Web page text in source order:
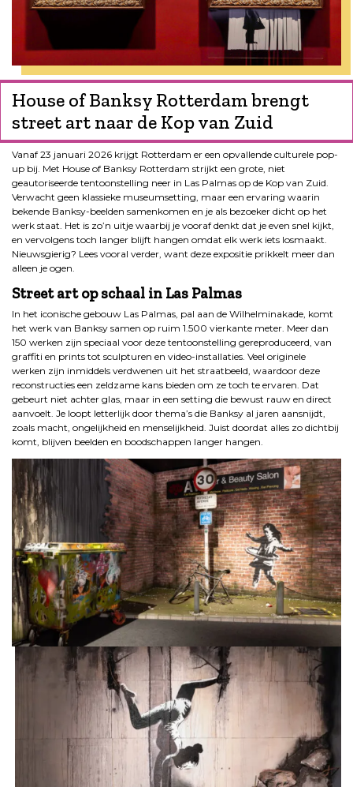
House of Banksy Rotterdam brengt
street art naar de Kop van Zuid
Vanaf 23 januari 2026 krijgt Rotterdam er een opvallende culturele pop-
up bij. Met House of Banksy Rotterdam strijkt een grote, niet
geautoriseerde tentoonstelling neer in Las Palmas op de Kop van Zuid.
Verwacht geen klassieke museumsetting, maar een ervaring waarin
bekende Banksy-beelden samenkomen en je als bezoeker dicht op het
werk staat. Het is zo’n uitje waarbij je vooraf denkt dat je even snel kijkt,
en vervolgens toch langer blijft hangen omdat elk werk iets losmaakt.
Nieuwsgierig? Lees vooral verder, want deze expositie prikkelt meer dan
alleen je ogen.
Street art op schaal in Las Palmas
In het iconische gebouw Las Palmas, pal aan de Wilhelminakade, komt
het werk van Banksy samen op ruim 1.500 vierkante meter. Meer dan
150 werken zijn speciaal voor deze tentoonstelling gereproduceerd, van
graffiti en prints tot sculpturen en video-installaties. Veel originele
werken zijn inmiddels verdwenen uit het straatbeeld, waardoor deze
reconstructies een zeldzame kans bieden om ze toch te ervaren. Dat
gebeurt niet achter glas, maar in een setting die bewust rauw en direct
aanvoelt. Je loopt letterlijk door thema’s die Banksy al jaren aansnijdt,
zoals macht, ongelijkheid en menselijkheid. Juist doordat alles zo dichtbij
komt, blijven beelden en boodschappen langer hangen.